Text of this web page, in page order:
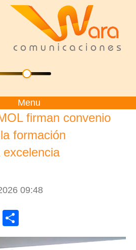
Menu
firman convenio
formación
09:48
Email